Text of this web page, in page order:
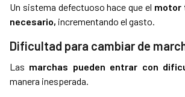
Un sistema defectuoso hace que el motor
necesario, incrementando el gasto.
Dificultad para cambiar de
Las marchas pueden entrar con
manera inesperada.